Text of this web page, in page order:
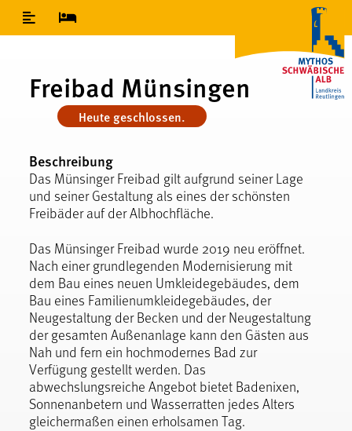
Inhaltsverzeichnis
Freibad Münsingen
Heute geschlossen.
Beschreibung
Das Münsinger Freibad gilt aufgrund seiner Lage
und seiner Gestaltung als eines der schönsten
Freibäder auf der Albhochfläche.
Das Münsinger Freibad wurde 2019 neu eröffnet.
Nach einer grundlegenden Modernisierung mit
dem Bau eines neuen Umkleidegebäudes, dem
Bau eines Familienumkleidegebäudes, der
Neugestaltung der Becken und der Neugestaltung
der gesamten Außenanlage kann den Gästen aus
Nah und fern ein hochmodernes Bad zur
Verfügung gestellt werden. Das
abwechslungsreiche Angebot bietet Badenixen,
Sonnenanbetern und Wasserratten jedes Alters
gleichermaßen einen erholsamen Tag.